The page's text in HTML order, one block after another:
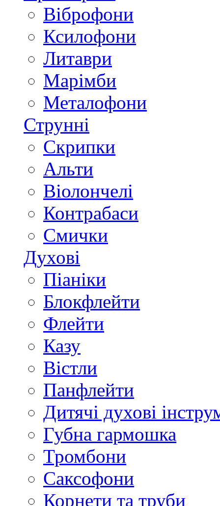
Віброфони
Ксилофони
Литаври
Марімби
Металофони
Струнні
Скрипки
Альти
Віолончелі
Контрабаси
Смички
Духові
Піаніки
Блокфлейти
Флейти
Казу
Вістли
Панфлейти
Дитячі духові
Губна гармошка
Тромбони
Саксофони
Корнети та труби